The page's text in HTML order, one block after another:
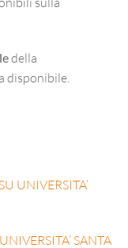
della
disponibile.
UNIVERSITA’
SANTA